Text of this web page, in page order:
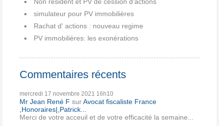
Non résident et PV de cession d'actions
simulateur pour PV immobilières
Rachat d' actions : nouveau regime
PV immobilières: les exonérations
Commentaires récents
mercredi 17 novembre 2021 16h10
Mr Jean René F surAvocat fiscaliste France
,Honoraires|,Patrick...
Merci de votre acceuil et de votre efficacité la semaine...